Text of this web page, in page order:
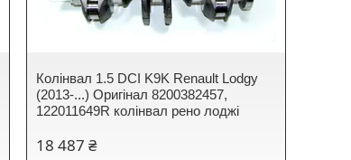
Колінвал 1.5 DCI K9K Renault Lodgy
(2013-...) Оригінал 8200382457,
122011649R колінвал рено лоджі
18 487 ₴